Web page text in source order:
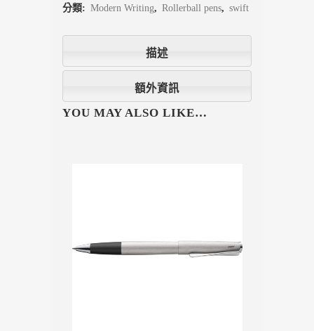
分類: Modern Writing, Rollerball pens, swift
描述
額外資訊
YOU MAY ALSO LIKE…